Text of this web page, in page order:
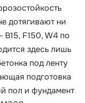
дотягивают ни
F150, W4 по
здесь лишь
под ленту
подготовка
пол и фундамент